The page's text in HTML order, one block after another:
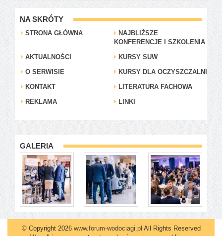
NA SKRÓTY
STRONA GŁÓWNA
NAJBLIŻSZE
KONFERENCJE I SZKOLENIA
AKTUALNOŚCI
KURSY SUW
O SERWISIE
KURSY DLA OCZYSZCZALNI
KONTAKT
LITERATURA FACHOWA
REKLAMA
LINKI
GALERIA
© Copyright 2026 www.forum-wodociagi.pl All Rights Reserved